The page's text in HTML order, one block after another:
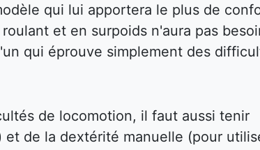
qui lui apportera le plus de
et en surpoids n'aura pas
qui éprouve simplement des
de locomotion, il faut aussi tenir
de la dextérité manuelle (pour